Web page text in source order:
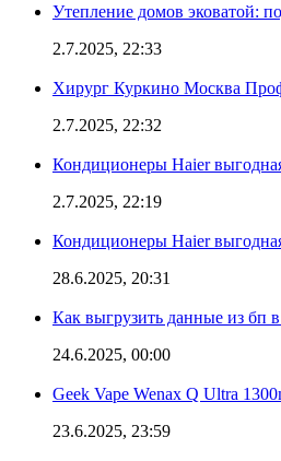
Утепление домов эковатой:
2.7.2025, 22:33
Хирург Куркино Москва
2.7.2025, 22:32
Кондиционеры Haier
2.7.2025, 22:19
Кондиционеры Haier
28.6.2025, 20:31
Как выгрузить данные из бп
24.6.2025, 00:00
Geek Vape Wenax Q Ultra
23.6.2025, 23:59